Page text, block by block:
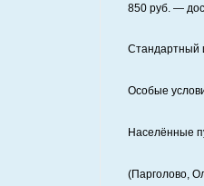
850руб. —
Стандартный
Особые
Населённые
(Парголово,